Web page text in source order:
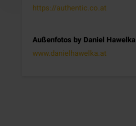
https://authentic.co.at
Außenfotos by Daniel Hawelka
www.danielhawelka.at